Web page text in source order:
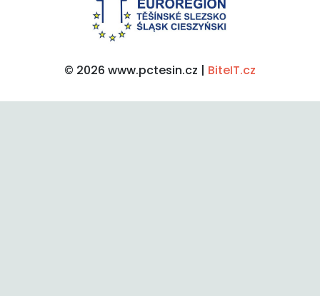
© 2026 www.pctesin.cz | BiteIT.cz